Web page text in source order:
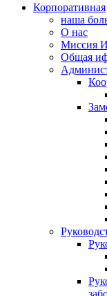
Корпоративная
наша
О нас
Миссия
Общая